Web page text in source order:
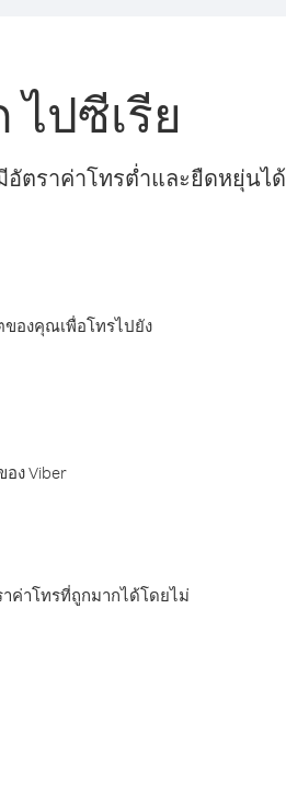
ปซีเรีย
อัตราค่าโทรต่ำและยืดหยุ่นได้
ของคุณเพื่อโทรไปยัง
ง Viber
ค่าโทรที่ถูกมากได้โดยไม่